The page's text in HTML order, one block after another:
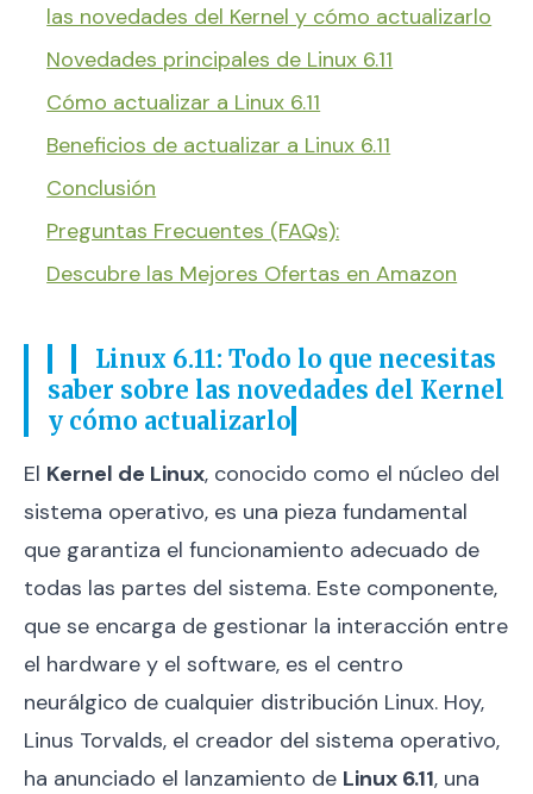
las novedades del Kernel y cómo actualizarlo
Novedades principales de Linux 6.11
Cómo actualizar a Linux 6.11
Beneficios de actualizar a Linux 6.11
Conclusión
Preguntas Frecuentes (FAQs):
Descubre las Mejores Ofertas en Amazon
Linux 6.11: Todo lo que necesitas
saber sobre las novedades del Kernel
y cómo actualizarlo
El Kernel de Linux, conocido como el núcleo del
sistema operativo, es una pieza fundamental
que garantiza el funcionamiento adecuado de
todas las partes del sistema. Este componente,
que se encarga de gestionar la interacción entre
el hardware y el software, es el centro
neurálgico de cualquier distribución Linux. Hoy,
Linus Torvalds, el creador del sistema operativo,
ha anunciado el lanzamiento de Linux 6.11, una